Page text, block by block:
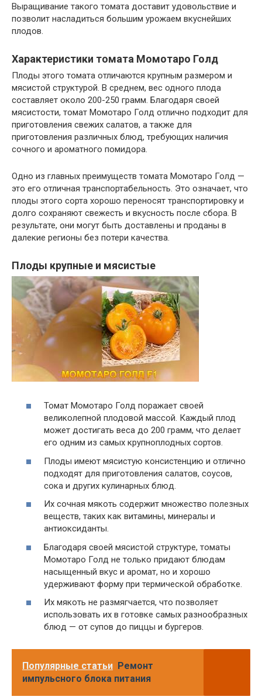
Выращивание такого томата доставит удовольствие и
позволит насладиться большим урожаем вкуснейших
плодов.
Характеристики томата Момотаро Голд
Плоды этого томата отличаются крупным размером и
мясистой структурой. В среднем, вес одного плода
составляет около 200-250 грамм. Благодаря своей
мясистости, томат Момотаро Голд отлично подходит для
приготовления свежих салатов, а также для
приготовления различных блюд, требующих наличия
сочного и ароматного помидора.
Одно из главных преимуществ томата Момотаро Голд —
это его отличная транспортабельность. Это означает, что
плоды этого сорта хорошо переносят транспортировку и
долго сохраняют свежесть и вкусность после сбора. В
результате, они могут быть доставлены и проданы в
далекие регионы без потери качества.
Плоды крупные и мясистые
Томат Момотаро Голд поражает своей
великолепной плодовой массой. Каждый плод
может достигать веса до 200 грамм, что делает
его одним из самых крупноплодных сортов.
Плоды имеют мясистую консистенцию и отлично
подходят для приготовления салатов, соусов,
сока и других кулинарных блюд.
Их сочная мякоть содержит множество полезных
веществ, таких как витамины, минералы и
антиоксиданты.
Благодаря своей мясистой структуре, томаты
Момотаро Голд не только придают блюдам
насыщенный вкус и аромат, но и хорошо
удерживают форму при термической обработке.
Их мякоть не размягчается, что позволяет
использовать их в готовке самых разнообразных
блюд — от супов до пиццы и бургеров.
Популярные статьи Ремонт
импульсного блока питания